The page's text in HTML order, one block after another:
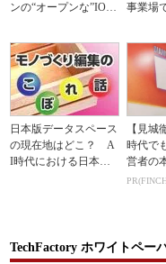
ンの“オープンな”IO-L
事業場
日本版データスペース
の現在地はどこ？ A
I時代における日本の
【見
時代で
営者の
TechFactory ホワイトペー